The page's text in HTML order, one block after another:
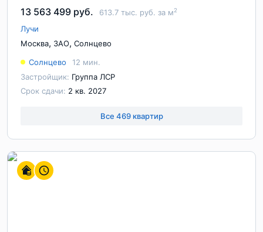
13 563 499 руб.
613.7 тыс. руб. за м2
Лучи
Москва, ЗАО, Солнцево
Солнцево
12 мин.
Застройщик: Группа ЛСР
Срок сдачи: 2 кв. 2027
Все 469 квартир